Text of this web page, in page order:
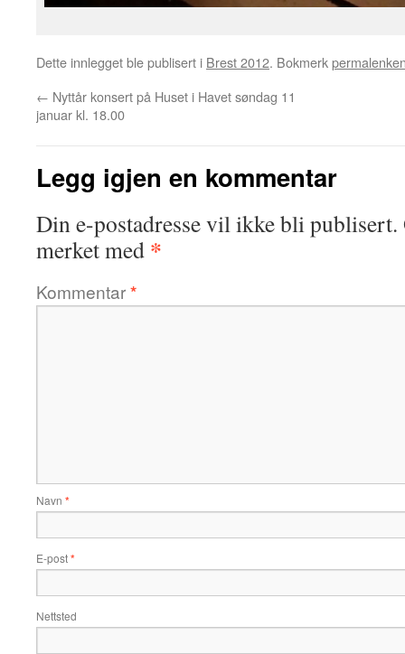
Dette innlegget ble publisert i Brest 2012. Bokmerk
← Nyttår konsert på Huset i Havet søndag 11
januar kl. 18.00
Legg igjen en kommentar
Din e-postadresse vil ikke bli publisert.
merket med *
Kommentar*
Navn *
E-post*
Nettsted